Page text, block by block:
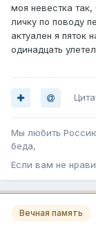
моя невестка
личку по поводу
актуален я
одинадцать
Мы любить
беда,
Если вам не
Вечная память